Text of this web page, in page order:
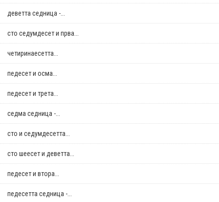
деветта седница -...
сто седумдесет и прва...
четиринаесетта...
педесет и осма...
педесет и трета...
седма седница -...
сто и седумдесетта...
сто шеесет и деветта...
педесет и втора...
педесетта седница -...